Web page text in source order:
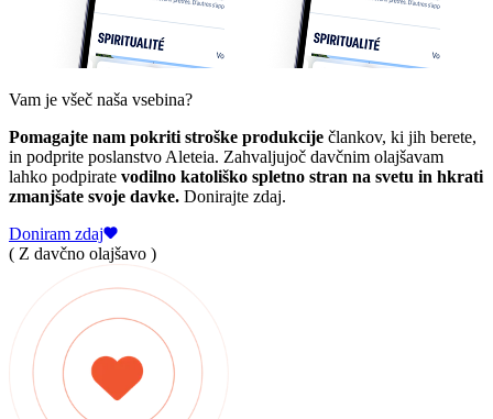
Vam je všeč naša vsebina?
Pomagajte nam pokriti stroške produkcije člankov, ki jih berete,
in podprite poslanstvo Aleteia. Zahvaljujoč davčnim olajšavam
lahko podpirate vodilno katoliško spletno stran na svetu in hkrati
zmanjšate svoje davke. Donirajte zdaj.
Doniram zdaj
( Z davčno olajšavo )